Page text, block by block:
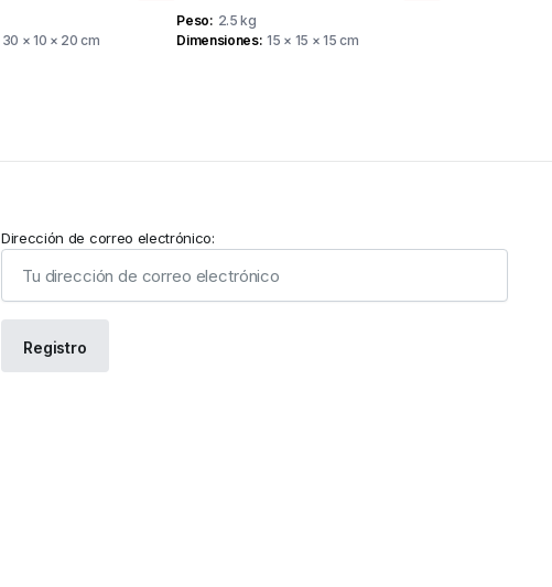
30 × 10 × 20 cm
Peso
2.5 kg
Dimensiones 15 × 15 × 15 cm
Dirección de correo electrónico: